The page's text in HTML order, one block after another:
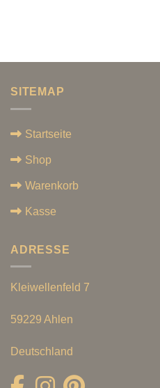
SITEMAP
Startseite
Shop
Warenkorb
Kasse
ADRESSE
Kleiwellenfeld 7
59229 Ahlen
Deutschland